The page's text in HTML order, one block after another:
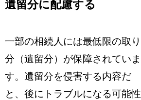
遺留分に配慮する
一部の相続人には最低限の取り
分（遺留分）が保障されていま
す。遺留分を侵害する内容だ
と、後にトラブルになる可能性